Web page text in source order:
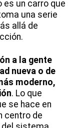
es un carro que
una serie
allá de
a la gente
nueva o de
moderno,
. Lo que
se hace en
centro de